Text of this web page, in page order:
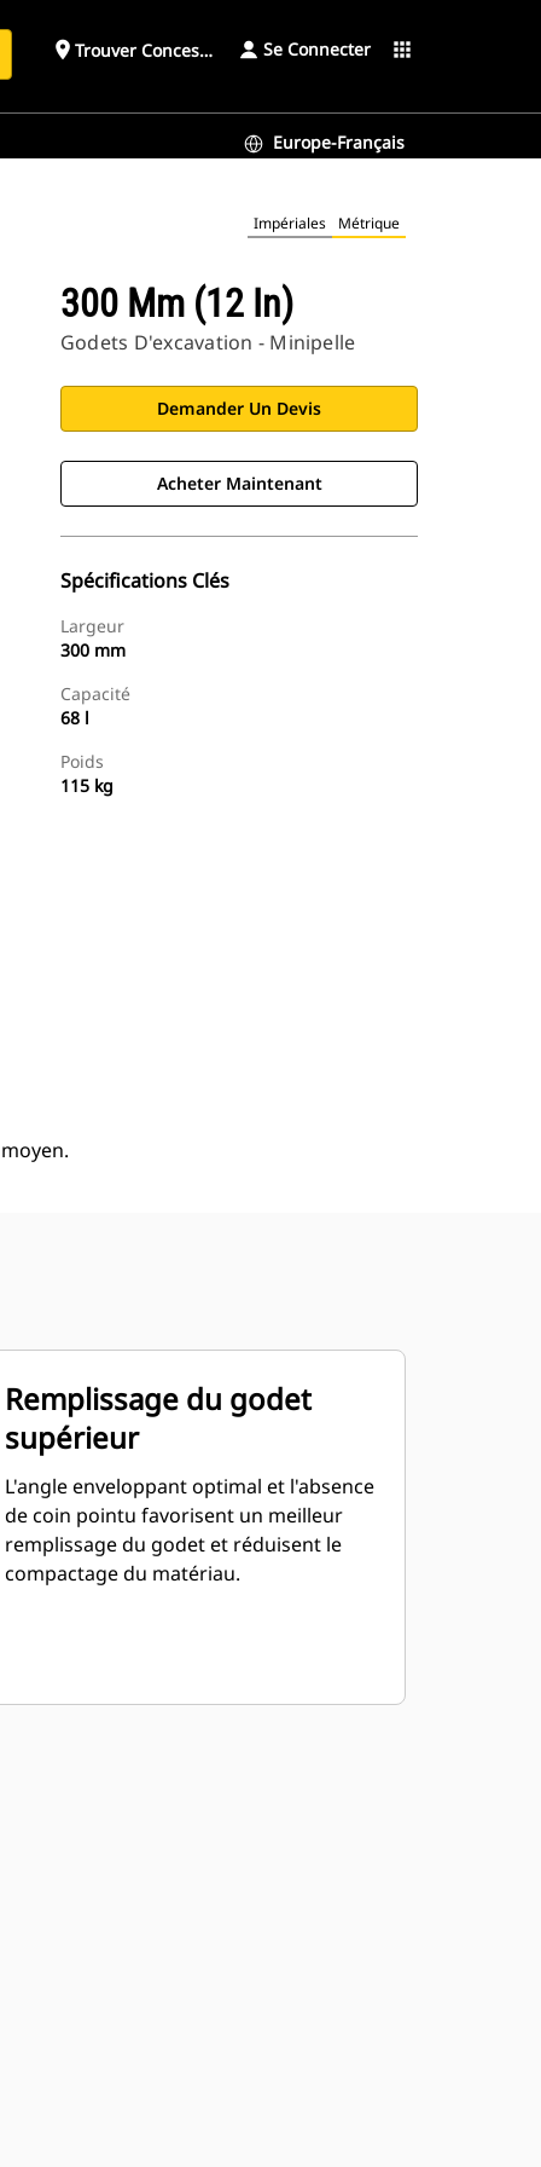
place Trouver ConcessionnaireSe Connecter apps
Europe-Français
Impériales Métrique
300 Mm (12 In)
Godets D'excavation - Minipelle
Demander Un Devis
Acheter Maintenant
Spécifications Clés
Largeur
300 mm
Capacité
68 l
Poids
115 kg
Remplissage du godet
supérieur
L'angle enveloppant optimal et l'absence
de coin pointu favorisent un meilleur
remplissage du godet et réduisent le
compactage du matériau.